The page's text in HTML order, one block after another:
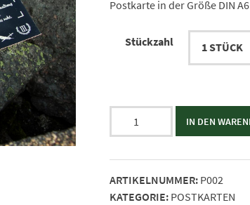
Postkarte in der Größe DIN A6
Stückzahl
Eggers
Menge
IN DEN
ARTIKELNUMMER: P002
KATEGORIE: POSTKARTEN